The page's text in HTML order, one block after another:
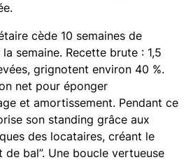
cède 10 semaines de
semaine. Recette brute : 1,5
grignotent environ 40 %.
net pour éponger
et amortissement. Pendant ce
son standing grâce aux
des locataires, créant le
bal”. Une boucle vertueuse